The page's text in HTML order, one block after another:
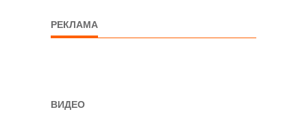
РЕКЛАМА
ВИДЕО